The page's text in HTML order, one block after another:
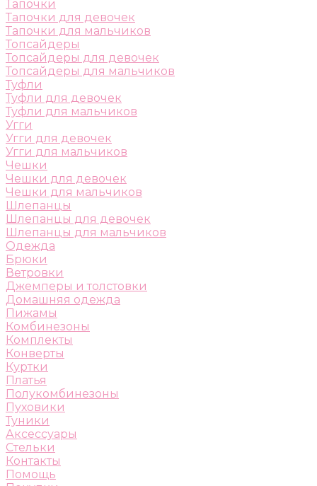
Тапочки
Тапочки для девочек
Тапочки для мальчиков
Топсайдеры
Топсайдеры для девочек
Топсайдеры для мальчиков
Туфли
Туфли для девочек
Туфли для мальчиков
Угги
Угги для девочек
Угги для мальчиков
Чешки
Чешки для девочек
Чешки для мальчиков
Шлепанцы
Шлепанцы для девочек
Шлепанцы для мальчиков
Одежда
Брюки
Ветровки
Джемперы и толстовки
Домашняя одежда
Пижамы
Комбинезоны
Комплекты
Конверты
Куртки
Платья
Полукомбинезоны
Пуховики
Туники
Аксессуары
Стельки
Контакты
Помощь